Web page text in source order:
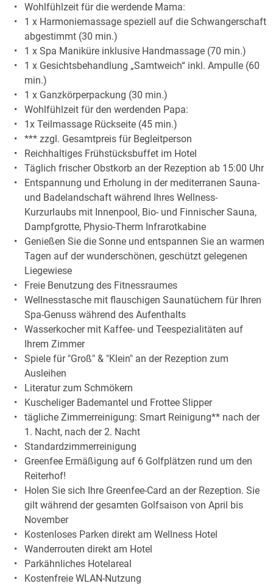
Wohlfühlzeit für die werdende Mama:
1 x Harmoniemassage speziell auf die Schwangerschaft
abgestimmt (30 min.)
1 x Spa Maniküre inklusive Handmassage (70 min.)
1 x Gesichtsbehandlung „Samtweich“ inkl. Ampulle (60
min.)
1 x Ganzkörperpackung (30 min.)
Wohlfühlzeit für den werdenden Papa:
1x Teilmassage Rückseite (45 min.)
*** zzgl. Gesamtpreis für Begleitperson
Reichhaltiges Frühstücksbuffet im Hotel
Täglich frischer Obstkorb an der Rezeption ab 15:00 Uhr
Entspannung und Erholung in der mediterranen Sauna-
und Badelandschaft während Ihres Wellness-
Kurzurlaubs mit Innenpool, Bio- und Finnischer Sauna,
Dampfgrotte, Physio-Therm Infrarotkabine
Genießen Sie die Sonne und entspannen Sie an warmen
Tagen auf der wunderschönen, geschützt gelegenen
Liegewiese
Freie Benutzung des Fitnessraumes
Wellnesstasche mit flauschigen Saunatüchern für Ihren
Spa-Genuss während des Aufenthalts
Wasserkocher mit Kaffee- und Teespezialitäten auf
Ihrem Zimmer
Spiele für "Groß" & "Klein" an der Rezeption zum
Ausleihen
Literatur zum Schmökern
Kuscheliger Bademantel und Frottee Slipper
tägliche Zimmerreinigung: Smart Reinigung** nach der
1. Nacht, nach der 2. Nacht
Standardzimmerreinigung
Greenfee Ermäßigung auf 6 Golfplätzen rund um den
Reiterhof!
Holen Sie sich Ihre Greenfee-Card an der Rezeption. Sie
gilt während der gesamten Golfsaison von April bis
November
Kostenloses Parken direkt am Wellness Hotel
Wanderrouten direkt am Hotel
Parkähnliches Hotelareal
Kostenfreie WLAN-Nutzung